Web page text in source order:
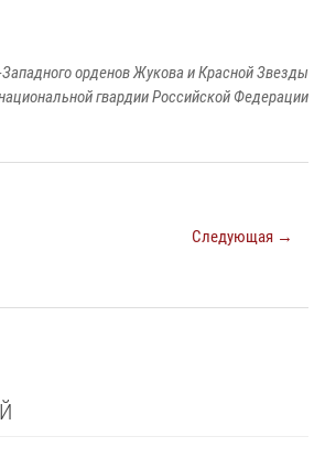
орденов Жукова и Красной Звезды
гвардии Российской Федерации
Следующая →